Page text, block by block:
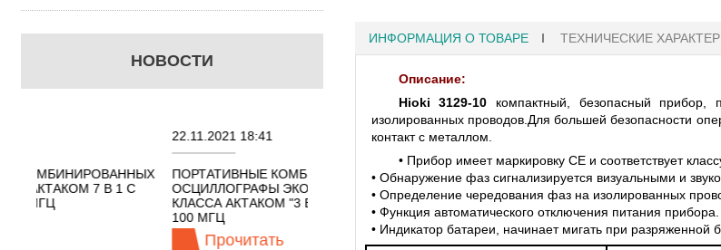
НОВОСТИ
ПОРТАТИВНЫЕ КОМБИНИРОВАННЫЕ
ОСЦИЛЛОГРАФЫ ЭКОНОМНОГО
КЛАССА АКТАКОМ "3 В 1" С ПОЛОСОЙ
02.08.2021 18:41
ОСЦИЛЛОГРАФЫ KEYSIGHT
TECHNOLOGIES СЕРИИ UXR
Прочитать
В НАЛИЧИИ! ZVH8,
КАБЕЛЕЙ И АНТЕНН,
(ГОСРЕЕСТР РФ)
Прочитать
ИНФОРМАЦИЯ О ТОВАРЕ ТЕХНИЧЕСКИЕ
Описание:
Hioki 3129-10 компактный, безопасный прибор,
изолированных проводов.Для большей безопасности
контакт с металлом.
• Прибор имеет маркировку СЕ и соответствует
• Обнаружение фаз сигнализируется визуальными и
• Определение чередования фаз на изолированных
• Функция автоматического отключения питания прибора.
• Индикатор батареи, начинает мигать при разряженной